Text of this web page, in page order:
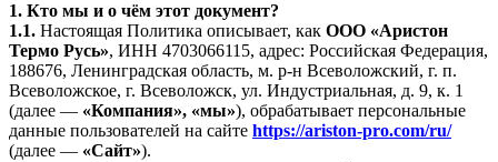
1. Кто мы и о чём этот документ?
1.1. Настоящая Политика описывает, как ООО «Аристон
Термо Русь», ИНН 4703066115, адрес: Российская Федерация,
188676, Ленинградская область, м. р-н Всеволожский, г. п.
Всеволожское, г. Всеволожск, ул. Индустриальная, д. 9, к. 1
(далее — «Компания», «мы»), обрабатывает персональные
данные пользователей на сайте https://ariston-pro.com/ru/
(далее — «Сайт»).